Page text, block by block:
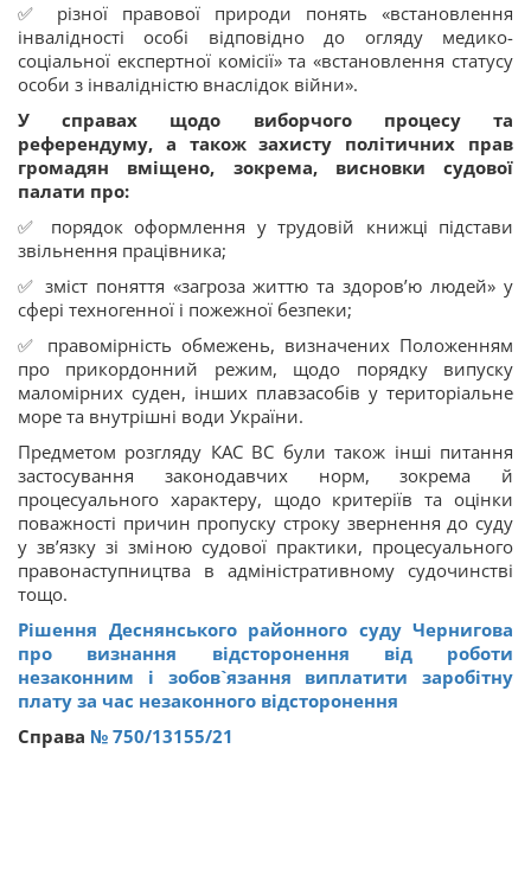
✅ різної правової природи понять «встановлення
інвалідності особі відповідно до огляду медико-
соціальної експертної комісії» та «встановлення статусу
особи з інвалідністю внаслідок війни».
У справах щодо виборчого процесу та
референдуму, а також захисту політичних прав
громадян вміщено, зокрема, висновки судової
палати про:
✅ порядок оформлення у трудовій книжці підстави
звільнення працівника;
✅ зміст поняття «загроза життю та здоров’ю людей» у
сфері техногенної і пожежної безпеки;
✅ правомірність обмежень, визначених Положенням
про прикордонний режим, щодо порядку випуску
маломірних суден, інших плавзасобів у територіальне
море та внутрішні води України.
Предметом розгляду КАС ВС були також інші питання
застосування законодавчих норм, зокрема й
процесуального характеру, щодо критеріїв та оцінки
поважності причин пропуску строку звернення до суду
у зв’язку зі зміною судової практики, процесуального
правонаступництва в адміністративному судочинстві
тощо.
Рішення Деснянського районного суду Чернигова
про визнання відсторонення від роботи
незаконним і зобов`язання виплатити заробітну
плату за час незаконного відсторонення
Справа № 750/13155/21